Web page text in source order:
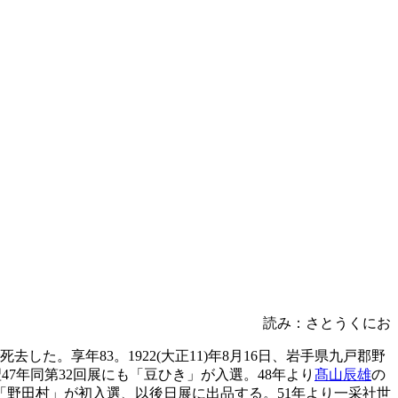
読み：さとうくにお
した。享年83。1922(大正11)年8月16日、岩手県九戸郡野
年同第32回展にも「豆ひき」が入選。48年より 髙山辰雄の
田村」が初入選、以後日展に出品する。51年より一采社世